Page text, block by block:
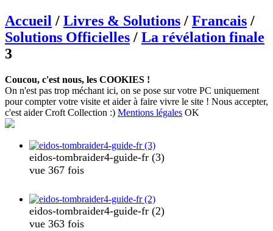
Accueil / Livres & Solutions / Francais /
Solutions Officielles / La révélation finale
3
Coucou, c'est nous, les COOKIES !
On n'est pas trop méchant ici, on se pose sur votre PC uniquement
pour compter votre visite et aider à faire vivre le site ! Nous accepter,
c'est aider Croft Collection :) Mentions légales OK
eidos-tombraider4-guide-fr (3)
vue 367 fois
eidos-tombraider4-guide-fr (2)
vue 363 fois